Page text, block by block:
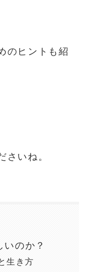
のヒントも紹
さいね。
のか？
生き方